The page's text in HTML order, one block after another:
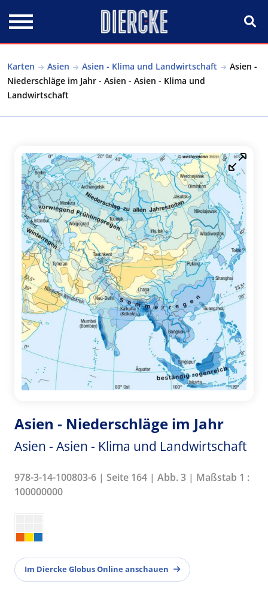
Karten Asien Asien - Klima und Landwirtschaft
Asien -
Niederschläge im Jahr - Asien - Asien - Klima und
Landwirtschaft
Asien - Niederschläge im Jahr
Asien - Asien - Klima und Landwirtschaft
978-3-14-100803-6 | Seite 164 | Abb. 3 | Maßstab 1 :
100000000
Im Diercke Globus Online anschauen